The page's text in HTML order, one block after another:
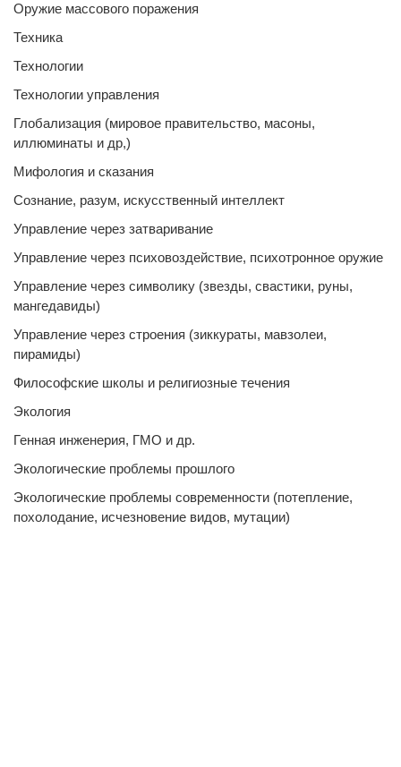
Оружие массового поражения
Техника
Технологии
Технологии управления
Глобализация (мировое правительство, масоны,
иллюминаты и др,)
Мифология и сказания
Сознание, разум, искусственный интеллект
Управление через затваривание
Управление через психовоздействие, психотронное оружие
Управление через символику (звезды, свастики, руны,
мангедавиды)
Управление через строения (зиккураты, мавзолеи,
пирамиды)
Философские школы и религиозные течения
Экология
Генная инженерия, ГМО и др.
Экологические проблемы прошлого
Экологические проблемы современности (потепление,
похолодание, исчезновение видов, мутации)